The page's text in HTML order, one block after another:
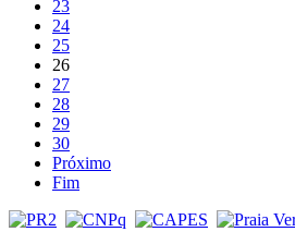
23
24
25
26
27
28
29
30
Próximo
Fim